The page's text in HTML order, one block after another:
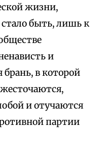
жизни,
быть, лишь к
и
в которой
и отучаются
партии